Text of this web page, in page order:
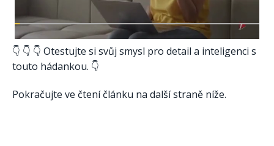
👇 👇 👇 Otestujte si svůj smysl pro detail a inteligenci s
touto hádankou. 👇
Pokračujte ve čtení článku na další straně níže.